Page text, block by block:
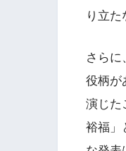
り立た
さらに
役柄が
演じた
裕福」